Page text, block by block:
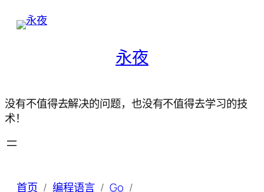
永夜
没有不值得去解决的问题，也没有不值得去学习的技
术！
首页 编程语言
Go